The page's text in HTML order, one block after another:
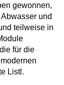
gewonnen,
und
teilweise in
für die
Listl.